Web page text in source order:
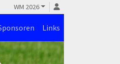
WM 2026
Links